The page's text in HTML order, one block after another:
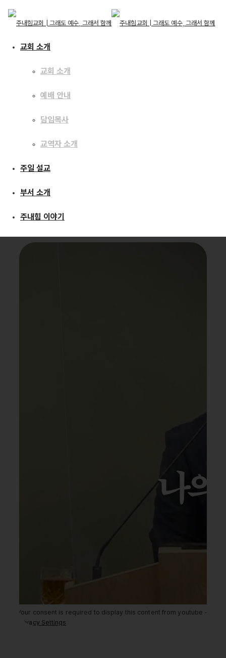
교회 소개
교회 소개
교역자 소개
주일 설교
부서 소개
주내힘 이야기
교회 소개
교회 소개
예배 안내
담임목사
교역자 소개
주일 설교
부서 소개
주내힘 이야기
주일 설교
[21.04.11] 나의 교회,
우리의 교회, 주님의 교회
Your consent is required to display this content from youtube -
Privacy Settings